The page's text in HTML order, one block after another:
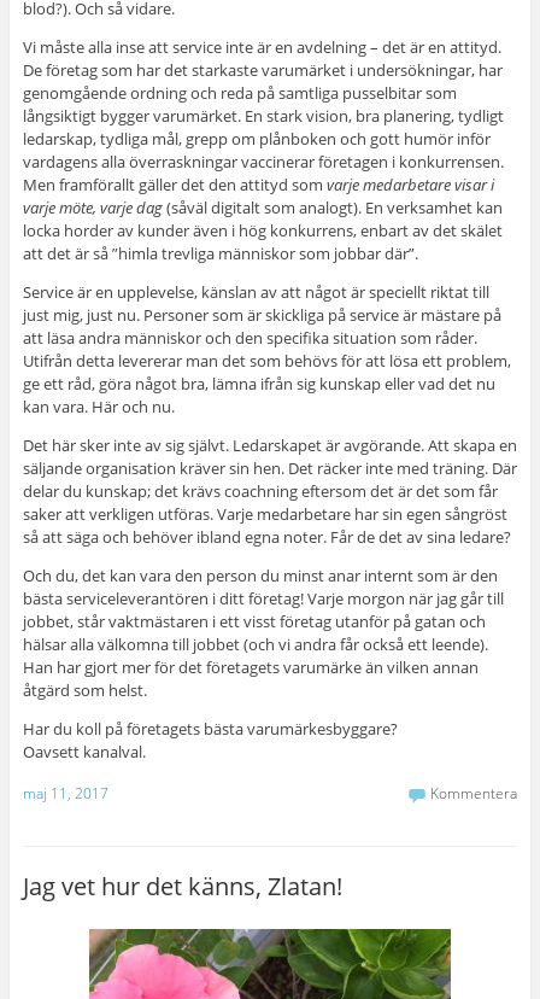
blod?). Och så vidare.
Vi måste alla inse att service inte är en avdelning – det är en attityd.
De företag som har det starkaste varumärket i undersökningar, har
genomgående ordning och reda på samtliga pusselbitar som
långsiktigt bygger varumärket. En stark vision, bra planering, tydligt
ledarskap, tydliga mål, grepp om plånboken och gott humör inför
vardagens alla överraskningar vaccinerar företagen i konkurrensen.
Men framförallt gäller det den attityd som varje medarbetare visar i
varje möte, varje dag(såväl digitalt som analogt). En verksamhet kan
locka horder av kunder även i hög konkurrens, enbart av det skälet
att det är så ”himla trevliga människor som jobbar där”.
Service är en upplevelse, känslan av att något är speciellt riktat till
just mig, just nu. Personer som är skickliga på service är mästare på
att läsa andra människor och den specifika situation som råder.
Utifrån detta levererar man det som behövs för att lösa ett problem,
ge ett råd, göra något bra, lämna ifrån sig kunskap eller vad det nu
kan vara. Här och nu.
Det här sker inte av sig självt. Ledarskapet är avgörande. Att skapa en
säljande organisation kräver sin hen. Det räcker inte med träning. Där
delar du kunskap; det krävs coachning eftersom det är det som får
saker att verkligen utföras. Varje medarbetare har sin egen sångröst
så att säga och behöver ibland egna noter. Får de det av sina ledare?
Och du, det kan vara den person du minst anar internt som är den
bästa serviceleverantören i ditt företag! Varje morgon när jag går till
jobbet, står vaktmästaren i ett visst företag utanför på gatan och
hälsar alla välkomna till jobbet (och vi andra får också ett leende).
Han har gjort mer för det företagets varumärke än vilken annan
åtgärd som helst.
Har du koll på företagets bästa varumärkesbyggare?
Oavsett kanalval.
maj 11, 2017 Kommentera
Jag vet hur det känns, Zlatan!